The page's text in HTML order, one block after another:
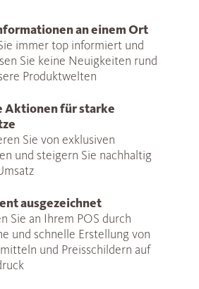
an einem Ort
immer top informiert und
Sie keine Neuigkeiten rund
Produktwelten
Aktionen für starke
Sie von exklusiven
und steigern Sie nachhaltig
ausgezeichnet
Sie an Ihrem POS durch
und schnelle Erstellung von
und Preisschildern auf